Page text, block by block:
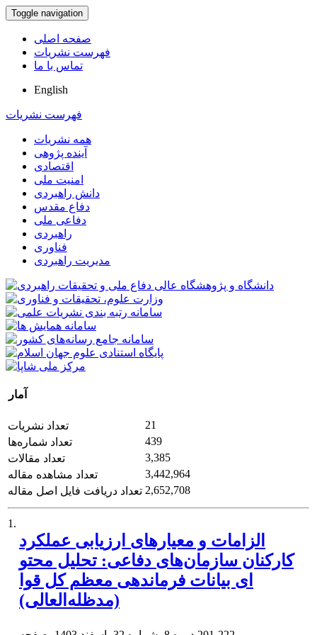
Toggle navigation
صفحه اصلی
فهرست نشریات
تماس با ما
English
فهرست نشریات
همه نشریات
آینده پژوهی
اقتصادی
امنیت ملی
دانش راهبردی
دفاع مقدس
دفاعی ملی
راهبردی
فناوری
مدیریت راهبردی
آمار
تعداد نشریات
21
تعداد شماره‌ها
439
تعداد مقالات
3,385
تعداد مشاهده مقاله
3,442,964
تعداد دریافت فایل اصل مقاله 2,652,708
1.
الزامات و معیارهای ارزیابی عملکرد
کارکنان سازمان‌های دفاعی: تحلیل محتو
ای بیانات فرماندهی معظم کل قوا
(مدظله‌العالی)